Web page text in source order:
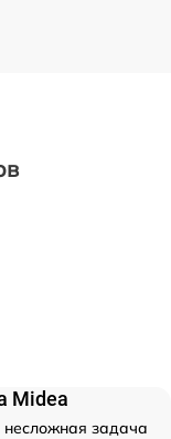
Midea
несложная задача